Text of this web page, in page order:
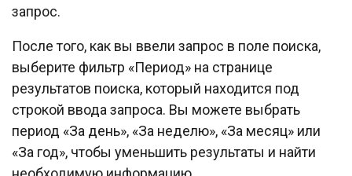
запрос.
После того, как вы ввели запрос в поле поиска,
выберите фильтр «Период» на странице
результатов поиска, который находится под
строкой ввода запроса. Вы можете выбрать
период «За день», «За неделю», «За месяц» или
«За год», чтобы уменьшить результаты и найти